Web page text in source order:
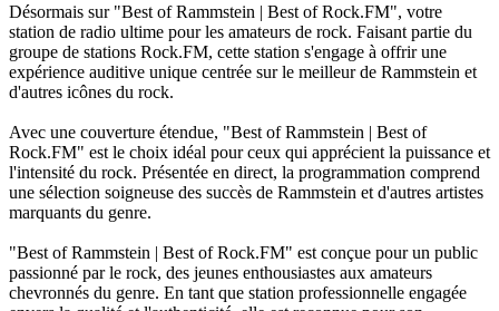
Désormais sur "Best of Rammstein | Best of Rock.FM", votre
station de radio ultime pour les amateurs de rock. Faisant partie du
groupe de stations Rock.FM, cette station s'engage à offrir une
expérience auditive unique centrée sur le meilleur de Rammstein et
d'autres icônes du rock.
Avec une couverture étendue, "Best of Rammstein | Best of
Rock.FM" est le choix idéal pour ceux qui apprécient la puissance et
l'intensité du rock. Présentée en direct, la programmation comprend
une sélection soigneuse des succès de Rammstein et d'autres artistes
marquants du genre.
"Best of Rammstein | Best of Rock.FM" est conçue pour un public
passionné par le rock, des jeunes enthousiastes aux amateurs
chevronnés du genre. En tant que station professionnelle engagée